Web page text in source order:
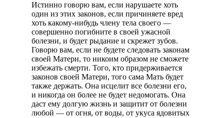
Истинно говорю вам, если нарушаете хоть
один из этих законов, если причиняете вред
хоть какому-нибудь члену тела своего —
совершенно погибните в своей ужасной
болезни, и будет рыдание и скрежет зубов.
Говорю вам, если не будете следовать законам
своей Матери, то никоим образом не сможете
избежать смерти. Того, кто придерживается
законов своей Матери, того сама Мать будет
также держать. Она исцелит все болезни его,
и никогда он более не будет недомогать. Она
даст ему долгую жизнь и защитит от болезни
любой — от огня, от воды, от укуса ядовитых